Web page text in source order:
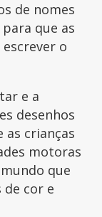
de nomes
que as
o
e a
desenhos
crianças
motoras
que
de cor e